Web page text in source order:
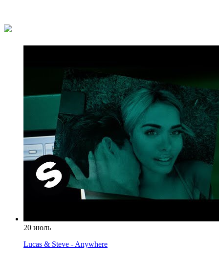
20 июль
Lucas & Steve - Anywhere